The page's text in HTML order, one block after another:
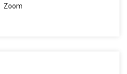
Zoom